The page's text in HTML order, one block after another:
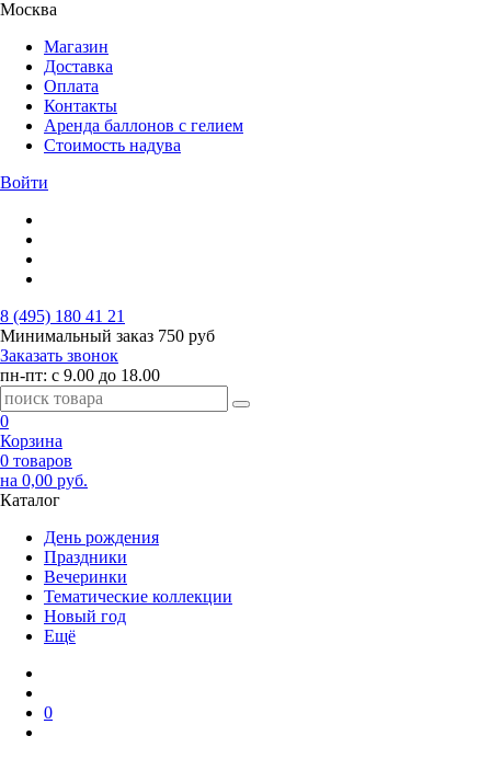
Москва
Магазин
Доставка
Оплата
Контакты
Аренда баллонов с гелием
Стоимость надува
Войти
8 (495) 180 41 21
Минимальный заказ 750 руб
Заказать звонок
пн-пт: с 9.00 до 18.00
0
Корзина
0 товаров
на 0,00 руб.
Каталог
День рождения
Праздники
Вечеринки
Тематические коллекции
Новый год
Ещё
0